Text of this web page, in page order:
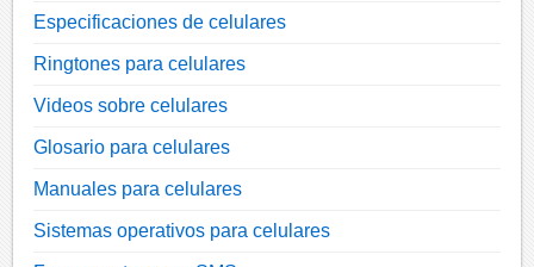
Especificaciones de celulares
Ringtones para celulares
Videos sobre celulares
Glosario para celulares
Manuales para celulares
Sistemas operativos para celulares